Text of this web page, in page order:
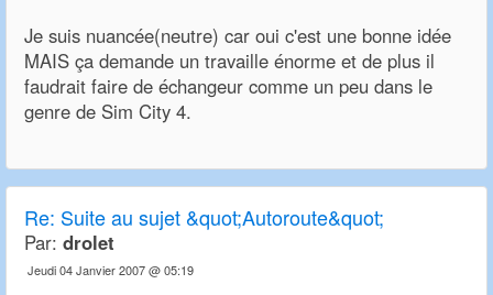
Je suis nuancée(neutre) car oui c'est une bonne idée
MAIS ça demande un travaille énorme et de plus il
faudrait faire de échangeur comme un peu dans le
genre de Sim City 4.
Re: Suite au sujet &quot;Autoroute&quot;
Par: drolet
Jeudi 04 Janvier 2007 @ 05:19